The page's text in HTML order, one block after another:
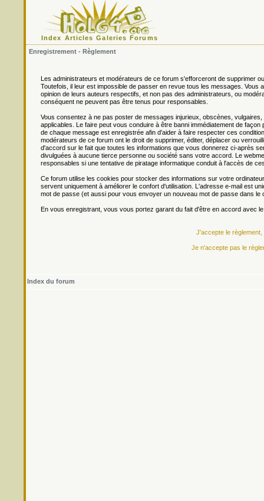
Index Articles Galeries Forums
Enregistrement - Règlement
Les administrateurs et modérateurs de ce forum s'efforceront de supprimer
Toutefois, il leur est impossible de passer en revue tous les messages.
opinion de leurs auteurs respectifs, et non pas des administrateurs, ou
conséquent ne peuvent pas être tenus pour responsables.
Vous consentez à ne pas poster de messages injurieux, obscènes,
applicables. Le faire peut vous conduire à être banni immédiatement de
de chaque message est enregistrée afin d'aider à faire respecter ces
modérateurs de ce forum ont le droit de supprimer, éditer, déplacer ou
d'accord sur le fait que toutes les informations que vous donnerez ci-après
divulguées à aucune tierce personne ou société sans votre accord. Le
responsables si une tentative de piratage informatique conduit à l'accès de
Ce forum utilise les cookies pour stocker des informations sur votre
servent uniquement à améliorer le confort d'utilisation. L'adresse e-mail est
mot de passe (et aussi pour vous envoyer un nouveau mot de passe dans le
En vous enregistrant, vous vous portez garant du fait d'être en accord avec
J'accepte le
Je n'accepte pas le
Index du forum